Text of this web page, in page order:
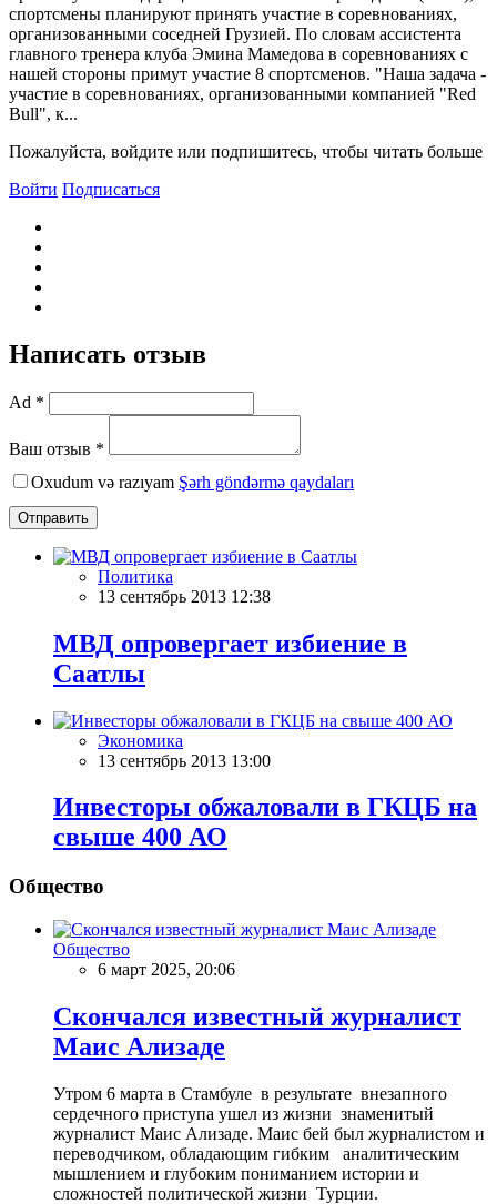
спортсмены планируют принять участие в соревнованиях,
организованными соседней Грузией. По словам ассистента
главного тренера клуба Эмина Мамедова в соревнованиях с
нашей стороны примут участие 8 спортсменов. "Наша задача -
участие в соревнованиях, организованными компанией "Red
Bull", к...
Пожалуйста, войдите или подпишитесь, чтобы читать больше
Войти Подписаться
Написать отзыв
Ad *
Ваш отзыв *
Oxudum və razıyam Şərh göndərmə qaydaları
Отправить
Политика
13 сентябрь 2013 12:38
МВД опровергает избиение в
Саатлы
Экономика
13 сентябрь 2013 13:00
Инвесторы обжаловали в ГКЦБ на
свыше 400 АО
Общество
Общество
6 март 2025, 20:06
Скончался известный журналист
Маис Ализаде
Утром 6 марта в Стамбуле в результате внезапного
сердечного приступа ушел из жизни знаменитый
журналист Маис Ализаде. Маис бей был журналистом и
переводчиком, обладающим гибким аналитическим
мышлением и глубоким пониманием истории и
сложностей политической жизни Турции.